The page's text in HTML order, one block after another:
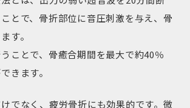
とで、骨折部位に音圧刺激を与え、骨
す。
ことで、骨癒合期間を最大で約40％
きます。
でなく、疲労骨折にも効果的です。微